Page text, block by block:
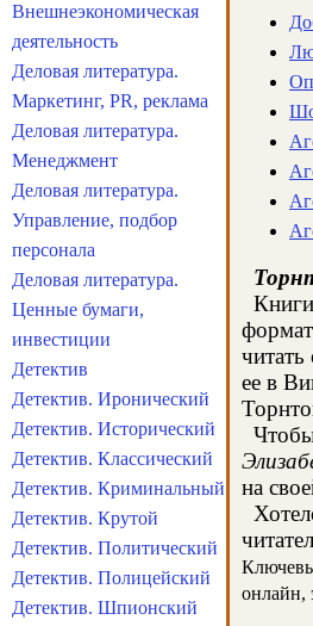
ее в
на
онлайн,
Внешнеэкономическая
деятельность
Деловая литература.
Маркетинг, PR, реклама
Деловая литература.
Менеджмент
Деловая литература.
Управление, подбор
персонала
Деловая литература.
Ценные бумаги,
инвестиции
Детектив
Детектив. Иронический
Детектив. Исторический
Детектив. Классический
Детектив. Криминальный
Детектив. Крутой
Детектив. Политический
Детектив. Полицейский
Детектив. Шпионский